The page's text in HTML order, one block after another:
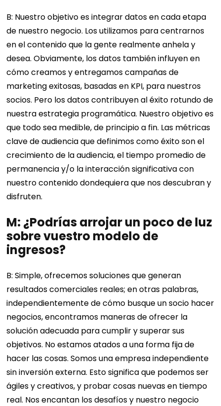
B: Nuestro objetivo es integrar datos en cada etapa
de nuestro negocio. Los utilizamos para centrarnos
en el contenido que la gente realmente anhela y
desea. Obviamente, los datos también influyen en
cómo creamos y entregamos campañas de
marketing exitosas, basadas en KPI, para nuestros
socios. Pero los datos contribuyen al éxito rotundo de
nuestra estrategia programática. Nuestro objetivo es
que todo sea medible, de principio a fin. Las métricas
clave de audiencia que definimos como éxito son el
crecimiento de la audiencia, el tiempo promedio de
permanencia y/o la interacción significativa con
nuestro contenido dondequiera que nos descubran y
disfruten.
M: ¿Podrías arrojar un poco de luz
sobre vuestro modelo de
ingresos?
B: Simple, ofrecemos soluciones que generan
resultados comerciales reales; en otras palabras,
independientemente de cómo busque un socio hacer
negocios, encontramos maneras de ofrecer la
solución adecuada para cumplir y superar sus
objetivos. No estamos atados a una forma fija de
hacer las cosas. Somos una empresa independiente
sin inversión externa. Esto significa que podemos ser
ágiles y creativos, y probar cosas nuevas en tiempo
real. Nos encantan los desafíos y nuestro negocio